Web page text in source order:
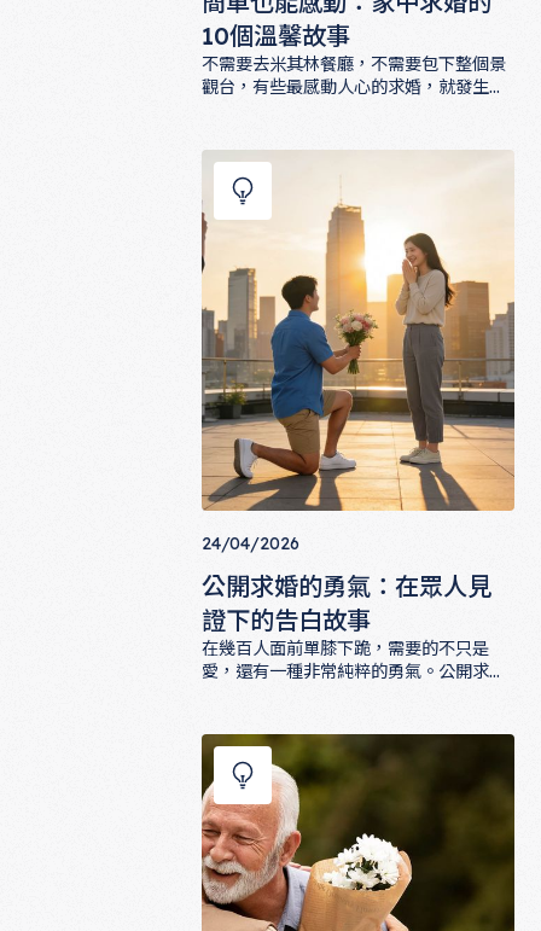
10個溫馨故事
不需要去米其林餐廳，不需要包下整個景
觀台，有些最感動人心的求婚，就發生在
的舞台。這篇文章收集了10個家中求婚的
溫馨故事，帶你看見「家」這個字背後，
藏著多少種愛的方式。
24/04/2026
公開求婚的勇氣：在眾人見
證下的告白故事
在幾百人面前單膝下跪，需要的不只是
愛，還有一種非常純粹的勇氣。公開求婚
有一鳴驚人的成功，也有讓人捏把冷汗的
意外，帶你看見那個眾目睽睽下說出「嫁
給我」的瞬間，有多麼震撼人心。